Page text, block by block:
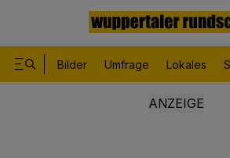
Bilder Umfrage Lokales